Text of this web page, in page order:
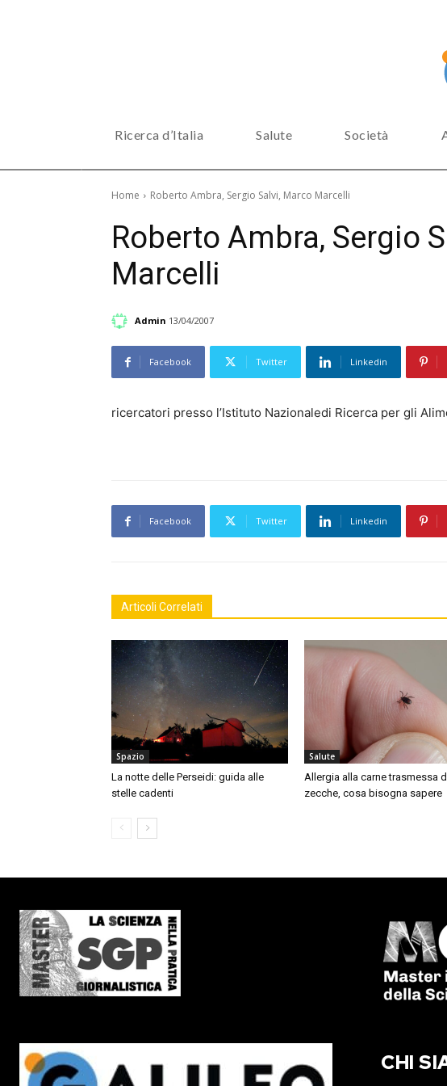
Ricerca d’Italia Salute Società
Home Roberto Ambra, Sergio Salvi, Marco Marcelli
Roberto Ambra, Sergio
Marcelli
Admin 13/04/2007
Facebook Twitter Linkedin
ricercatori presso l’Istituto Nazionaledi Ricerca per gli
Facebook Twitter Linkedin
Articoli Correlati
Spazio
La notte delle Perseidi: guida alle
stelle cadenti
Salute
Allergia alla carne trasmessa
zecche, cosa bisogna sapere
CHI